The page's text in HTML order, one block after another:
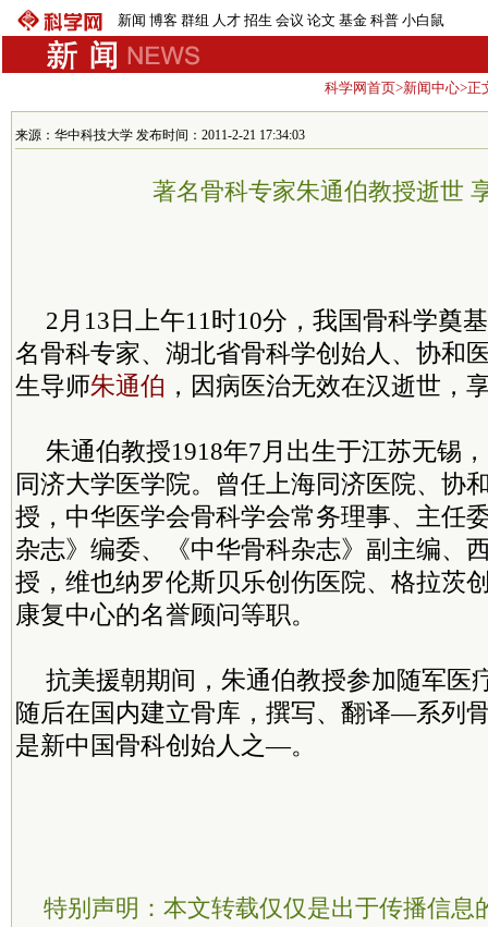
新闻 博客 群组 人才 招生 会议 论文 基金 科普 小白鼠
科学网首页>新闻中心>正
来源：华中科技大学 发布时间：2011-2-21 17:34:03
著名骨科专家朱通伯教授逝世
2月13日上午11时10分，我国骨科学奠
名骨科专家、湖北省骨科学创始人、协和
生导师朱通伯 ，因病医治无效在汉逝世，
朱通伯教授1918年7月出生于江苏无锡
同济大学医学院。曾任上海同济医院、协
授，中华医学会骨科学会常务理事、主任
杂志》编委、《中华骨科杂志》副主编、
授，维也纳罗伦斯贝乐创伤医院、格拉茨
康复中心的名誉顾问等职。
抗美援朝期间，朱通伯教授参加随军医
随后在国内建立骨库，撰写、翻译—系列
是新中国骨科创始人之—。
特别声明：本文转载仅仅是出于传播信息